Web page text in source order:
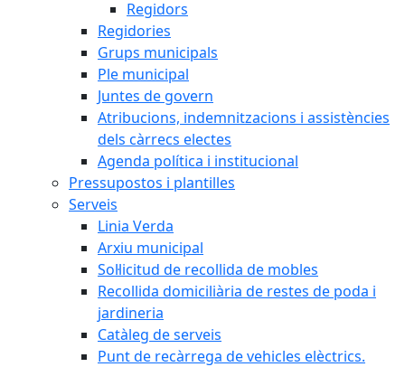
Regidors
Regidories
Grups municipals
Ple municipal
Juntes de govern
Atribucions, indemnitzacions i assistències
dels càrrecs electes
Agenda política i institucional
Pressupostos i plantilles
Serveis
Linia Verda
Arxiu municipal
Sol·licitud de recollida de mobles
Recollida domiciliària de restes de poda i
jardineria
Catàleg de serveis
Punt de recàrrega de vehicles elèctrics.